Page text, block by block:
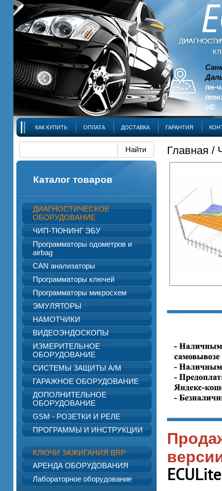
пн-
сб:
КАК КУПИТЬ ОПЛАТА ДОСТАВКА ГАРАНТИЯ
Каталог товаров
ДИАГНОСТИЧЕСКОЕ
ОБОРУДОВАНИЕ
ЧИП-ТЮНИНГ ЭБУ
Программаторы одометров и
airbag
CAN анализаторы
Программаторы ключей
Программаторы микросхем
ЭМУЛЯТОРЫ
НАМОТЧИКИ
ВИДЕОЭНДОСКОПЫ
ИЗМЕРИТЕЛЬНОЕ
ОБОРУДОВАНИЕ
СИСТЕМЫ ЗАЩИТЫ А/М
ГАРАЖНОЕ ОБОРУДОВАНИЕ
ДОПОЛНИТЕЛЬНОЕ
ОБОРУДОВАНИЕ
GSM - РОЗЕТКИ И РЕЛЕ
ПРОГРАММЫ И ИНСТРУКЦИИ
КЛЮЧИ ЗАЖИГАНИЯ BRP
АРЕНДА ОБОРУДОВАНИЯ
Лабораторное оборудование
Главная /